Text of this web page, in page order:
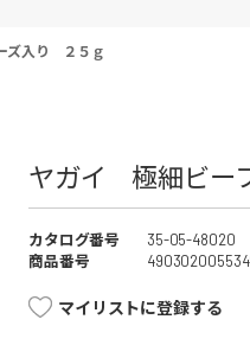
ズ入り ２５ｇ
ヤガイ 極細ビー
カタログ番号
35-05-48020
商品番号
マイリストに登録する